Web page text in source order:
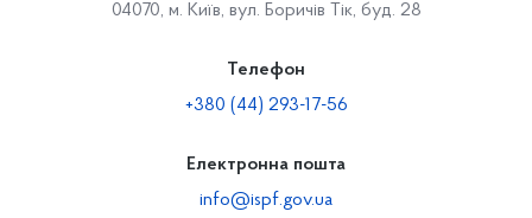
04070, м. Київ, вул. Боричів Тік, буд. 28
Телефон
+380 (44) 293-17-56
Електронна пошта
info@ispf.gov.ua